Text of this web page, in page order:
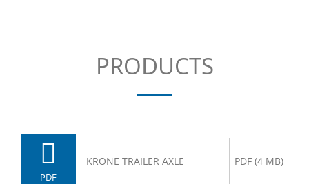
PRODUCTS
PDF
KRONE TRAILER AXLE PDF (4 MB)